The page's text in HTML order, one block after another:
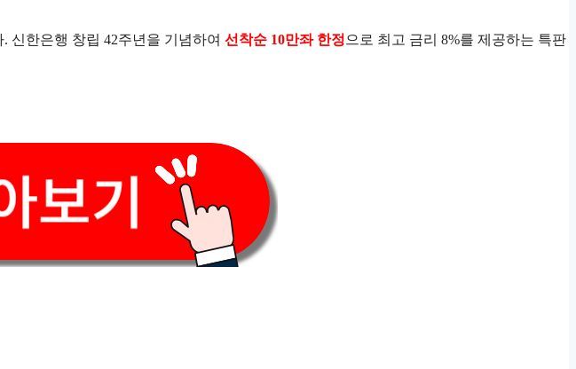
신한은행 창립 42주년을 기념하여 선착순 10만좌 한정으로 최고 금리 8%를 제공하는 특판